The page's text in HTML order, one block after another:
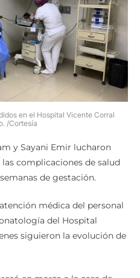
en el Hospital Vicente Corral
/Cortesía
y Sayani Emir lucharon
complicaciones de salud
de gestación.
médica del personal
del Hospital
siguieron la evolución de